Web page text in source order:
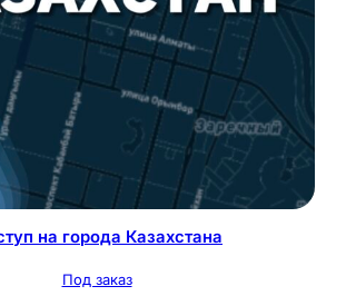
на города Казахстана
Под заказ